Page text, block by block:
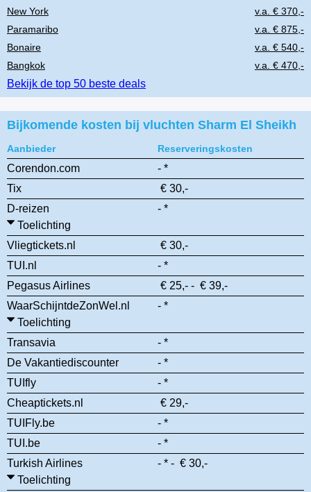
New York
v.a. € 370,-
Paramaribo
v.a. € 875,-
Bonaire
v.a. € 540,-
Bangkok
v.a. € 470,-
Bekijk de top 50 beste deals
Bijkomende kosten bij vluchten Sharm El Sheikh
Aanbieder Reserveringskosten
Corendon.com
- *
Tix
€ 30,-
D-reizen
- *
Toelichting
Vliegtickets.nl
€ 30,-
TUI.nl
- *
Pegasus Airlines
€ 25,- - € 39,-
WaarSchijntdeZonWel.nl
- *
Toelichting
Transavia
- *
De Vakantiediscounter
- *
TUIfly
- *
Cheaptickets.nl
€ 29,-
TUIFly.be
- *
TUI.be
- *
Turkish Airlines
- * - € 30,-
Toelichting